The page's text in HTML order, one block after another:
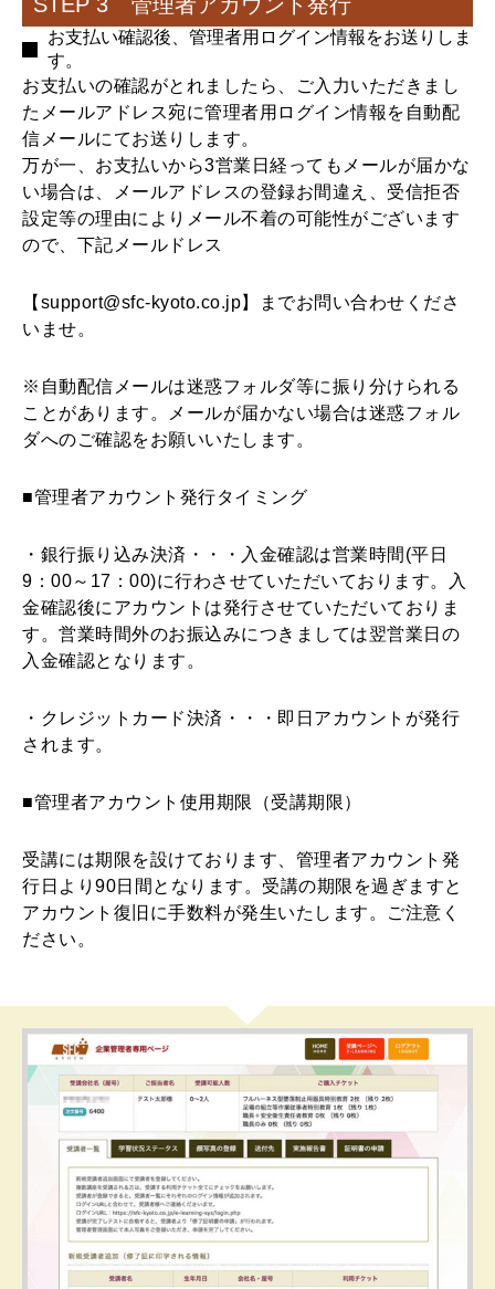
お支払い確認後、管理者用ログイン情報をお送りしま
す。
お支払いの確認がとれましたら、ご入力いただきまし
たメールアドレス宛に管理者用ログイン情報を自動配
信メールにてお送りします。
万が一、お支払いから3営業日経ってもメールが届かな
い場合は、メールアドレスの登録お間違え、受信拒否
設定等の理由によりメール不着の可能性がございます
ので、下記メールドレス
【support@sfc-kyoto.co.jp】までお問い合わせくださ
いませ。
※自動配信メールは迷惑フォルダ等に振り分けられる
ことがあります。メールが届かない場合は迷惑フォル
ダへのご確認をお願いいたします。
■管理者アカウント発行タイミング
・銀行振り込み決済・・・入金確認は営業時間(平日
9：00～17：00)に行わさせていただいております。入
金確認後にアカウントは発行させていただいておりま
す。営業時間外のお振込みにつきましては翌営業日の
入金確認となります。
・クレジットカード決済・・・即日アカウントが発行
されます。
■管理者アカウント使用期限（受講期限）
受講には期限を設けております、管理者アカウント発
行日より90日間となります。受講の期限を過ぎますと
アカウント復旧に手数料が発生いたします。ご注意く
ださい。